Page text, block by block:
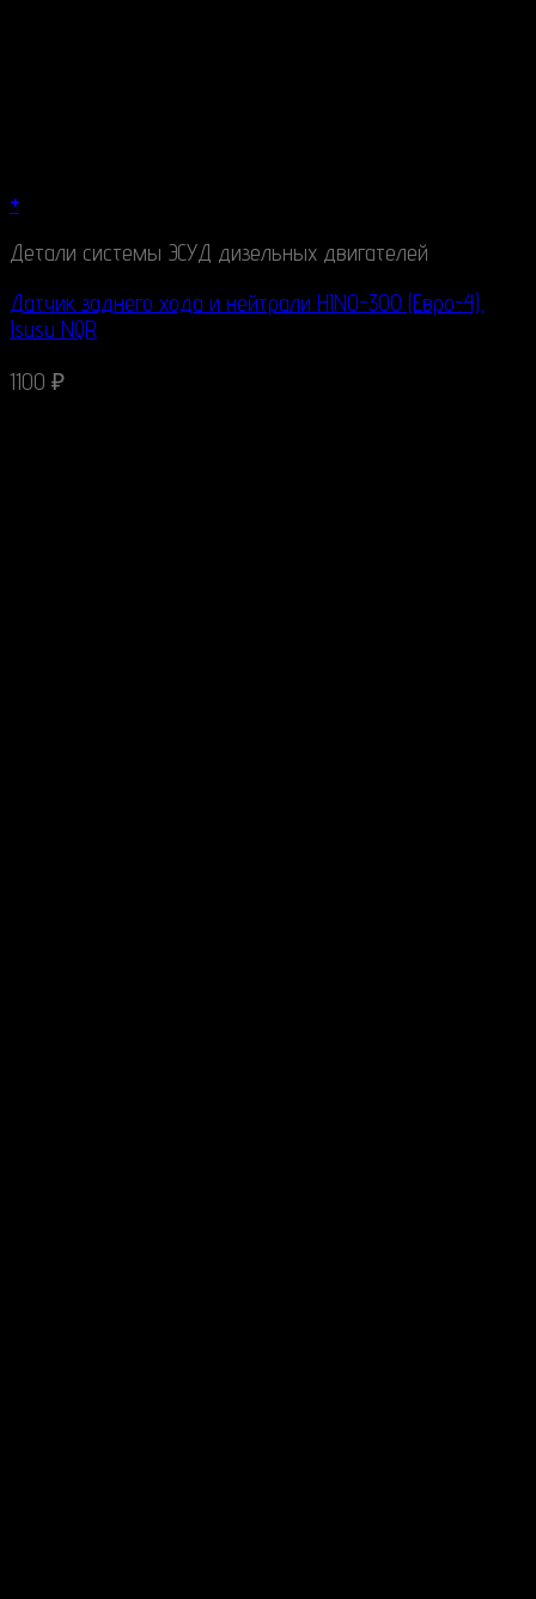
+
Детали системы ЭСУД дизельных двигателей
Датчик заднего хода и нейтрали HINO-300 (Евро-4),
Isusu NQR
1100 ₽